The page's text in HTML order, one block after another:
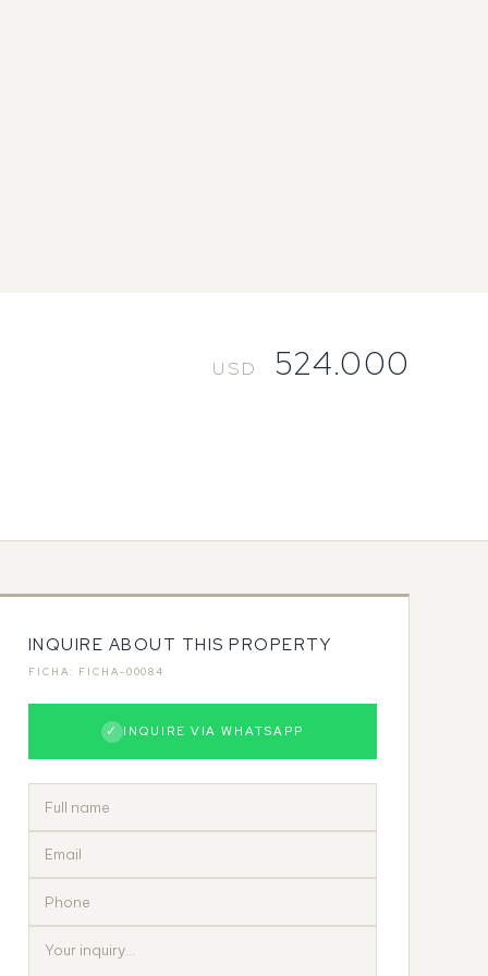
USD 524.000
INQUIRE ABOUT THIS PROPERTY
FICHA: FICHA-00084
✓ INQUIRE VIA WHATSAPP